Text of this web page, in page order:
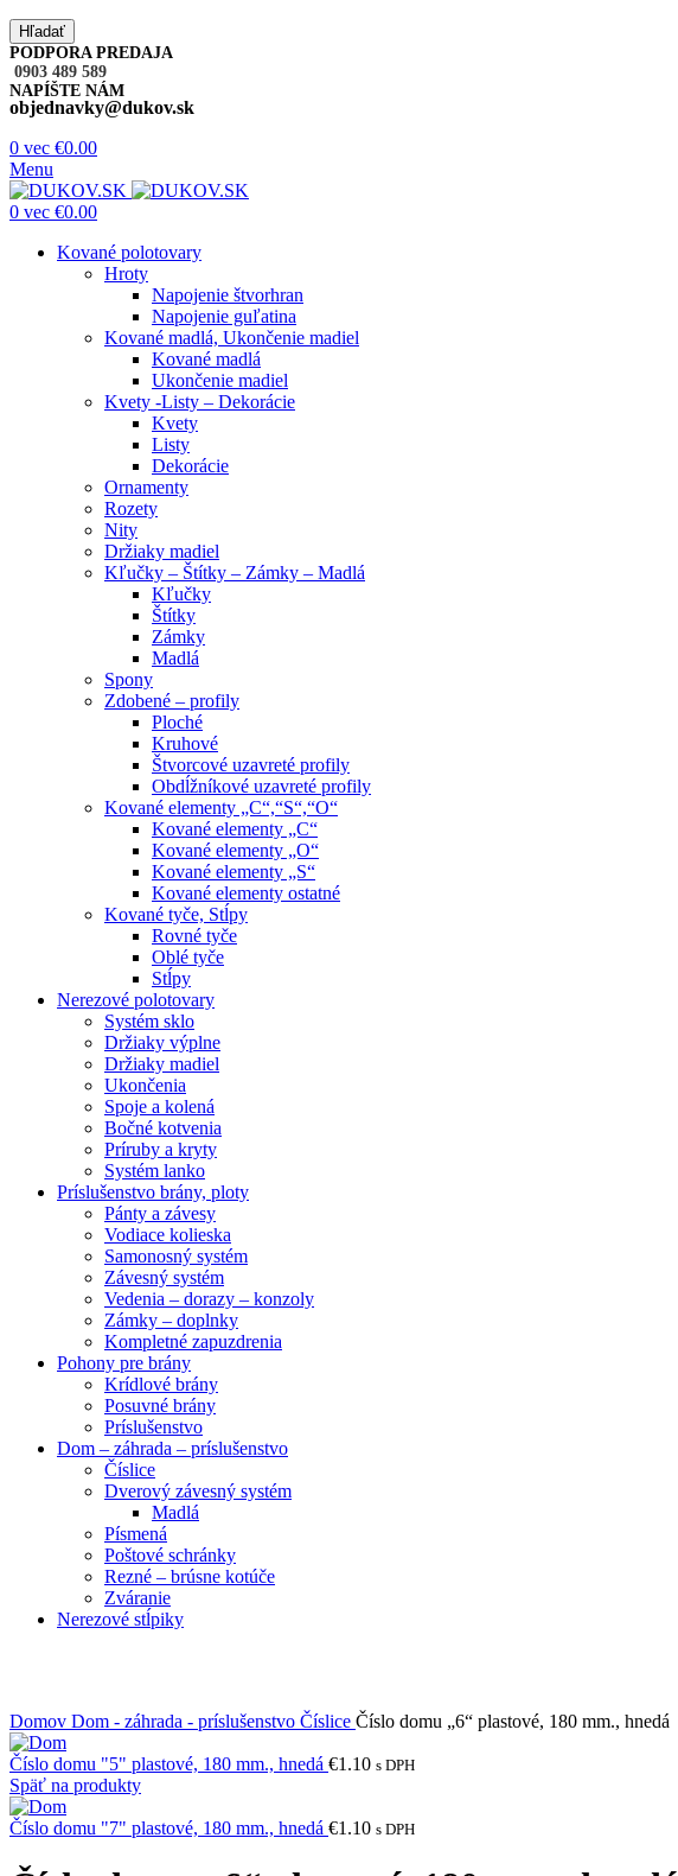
Hľadať
PODPORA PREDAJA
0903 489 589
NAPÍŠTE NÁM
objednavky@dukov.sk
0 vec €0.00
Menu
0 vec €0.00
Kované polotovary
Hroty
Napojenie štvorhran
Napojenie guľatina
Kované madlá, Ukončenie madiel
Kované madlá
Ukončenie madiel
Kvety -Listy – Dekorácie
Kvety
Listy
Dekorácie
Ornamenty
Rozety
Nity
Držiaky madiel
Kľučky – Štítky – Zámky – Madlá
Kľučky
Štítky
Zámky
Madlá
Spony
Zdobené – profily
Ploché
Kruhové
Štvorcové uzavreté profily
Obdĺžníkové uzavreté profily
Kované elementy „C“,“S“,“O“
Kované elementy „C“
Kované elementy „O“
Kované elementy „S“
Kované elementy ostatné
Kované tyče, Stĺpy
Rovné tyče
Oblé tyče
Stĺpy
Nerezové polotovary
Systém sklo
Držiaky výplne
Držiaky madiel
Ukončenia
Spoje a kolená
Bočné kotvenia
Príruby a kryty
Systém lanko
Príslušenstvo brány, ploty
Pánty a závesy
Vodiace kolieska
Samonosný systém
Závesný systém
Vedenia – dorazy – konzoly
Zámky – doplnky
Kompletné zapuzdrenia
Pohony pre brány
Krídlové brány
Posuvné brány
Príslušenstvo
Dom – záhrada – príslušenstvo
Číslice
Dverový závesný systém
Madlá
Písmená
Poštové schránky
Rezné – brúsne kotúče
Zváranie
Nerezové stĺpiky
Domov Dom - záhrada - príslušenstvo Číslice Číslo domu „6“ plastové, 180 mm., hnedá
Číslo domu "5" plastové, 180 mm., hnedá €1.10 s DPH
Späť na produkty
Číslo domu "7" plastové, 180 mm., hnedá €1.10 s DPH